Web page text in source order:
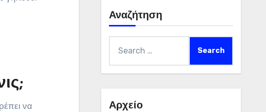
να
Αναζήτηση
for:
Αρχείο